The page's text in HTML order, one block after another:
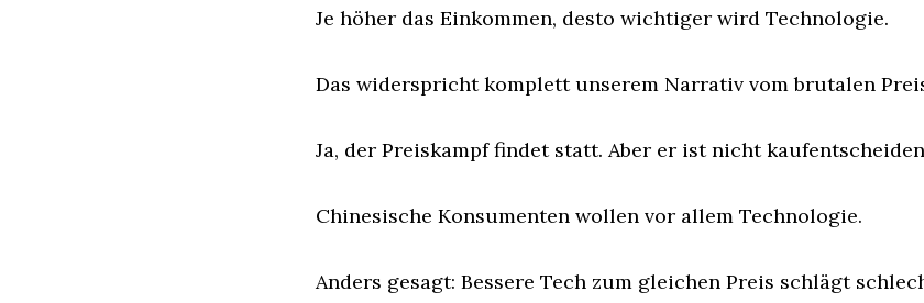
Je höher das Einkommen, desto wichtiger wird Technologie.
Das widerspricht komplett unserem Narrativ vom brutalen
Ja, der Preiskampf findet statt. Aber er ist nicht
Chinesische Konsumenten wollen vor allem Technologie.
Anders gesagt: Bessere Tech zum gleichen Preis schlägt